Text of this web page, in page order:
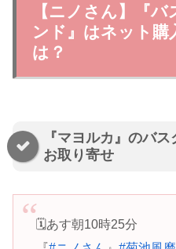
【ニノさん】『
ンド』はネット購
は？
『マヨルカ』のバ
お取り寄せ
🗓あす朝10時25分